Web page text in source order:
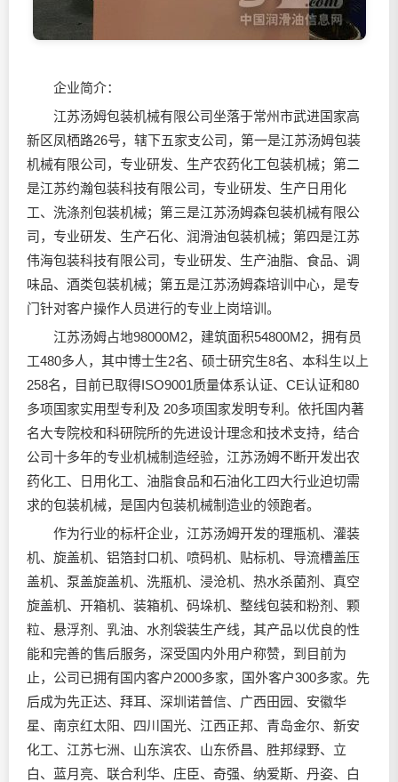
企业简介：
江苏汤姆包装机械有限公司坐落于常州市武进国家高
新区凤栖路26号，辖下五家支公司，第一是江苏汤姆包装
机械有限公司，专业研发、生产农药化工包装机械；第二
是江苏约瀚包装科技有限公司，专业研发、生产日用化
工、洗涤剂包装机械；第三是江苏汤姆森包装机械有限公
司，专业研发、生产石化、 润滑油包装机械；第四是江苏
伟海包装科技有限公司，专业研发、生产油脂、食品、调
味品、酒类包装机械；第五是江苏汤姆森培训中心，是专
门针对客户操作人员进行的专业上岗培训。
江苏汤姆占地98000M2，建筑面积54800M2，拥有员
工480多人，其中博士生2名、硕士研究生8名、本科生以上
258名，目前已取得ISO9001质量体系认证、CE认证和80
多项国家实用型专利及 20多项国家发明专利。依托国内著
名大专院校和科研院所的先进设计理念和技术支持，结合
公司十多年的专业机械制造经验，江苏汤姆不断开发出农
药化工、日用化工、油脂食品和石油化工四大行业迫切需
求的包装机械，是国内包装机械制造业的领跑者。
作为行业的标杆企业，江苏汤姆开发的理瓶机、灌装
机、旋盖机、铝箔封口机、喷码机、贴标机、导流槽盖压
盖机、泵盖旋盖机、洗瓶机、浸沧机、热水杀菌剂、真空
旋盖机、开箱机、装箱机、码垛机、整线包装和粉剂、颗
粒、悬浮剂、乳油、水剂袋装生产线，其产品以优良的性
能和完善的售后服务，深受国内外用户称赞，到目前为
止，公司已拥有国内客户2000多家，国外客户300多家。先
后成为先正达、拜耳、深圳诺普信、广西田园、安徽华
星、南京红太阳、四川国光、江西正邦、青岛金尔、新安
化工、江苏七洲、山东滨农、山东侨昌、胜邦绿野、立
白、蓝月亮、联合利华、庄臣、奇强、纳爱斯、丹姿、白